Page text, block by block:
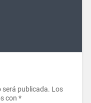
será publicada. Los
con *